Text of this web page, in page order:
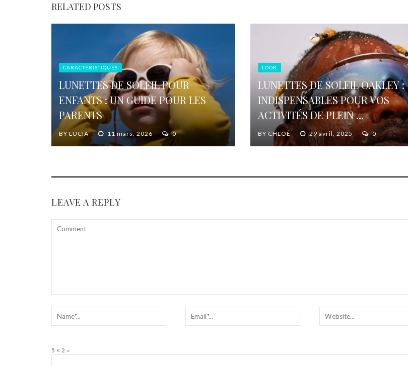
RELATED POSTS
CARACTÉRISTIQUES
LUNETTES DE SOLEIL POUR
ENFANTS : UN GUIDE POUR LES
PARENTS
BY LUCIA 11 mars, 2026 0
LOOK
LUNETTES DE SOLEIL OAKLEY :
INDISPENSABLES POUR VOS
ACTIVITÉS DE PLEIN ...
BY CHLOÉ 29 avril, 2025 0
LEAVE A REPLY
5 × 2 =